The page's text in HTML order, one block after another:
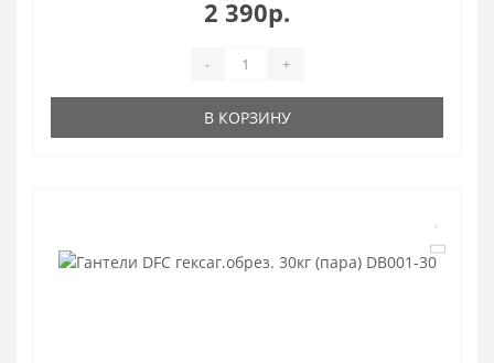
2 390р.
- +
В КОРЗИНУ